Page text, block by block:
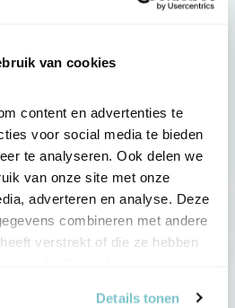
van cookies
content en advertenties te
voor social media te bieden
te analyseren. Ook delen we
van onze site met onze
adverteren en analyse. Deze
combineren met andere
verstrekt of die ze hebben
Details tonen
van Vogelbescherming.